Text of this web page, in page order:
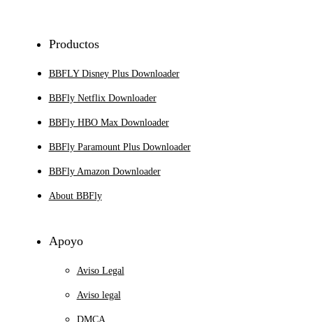
Productos
BBFLY Disney Plus Downloader
BBFly Netflix Downloader
BBFly HBO Max Downloader
BBFly Paramount Plus Downloader
BBFly Amazon Downloader
About BBFly
Apoyo
Aviso Legal
Aviso legal
DMCA